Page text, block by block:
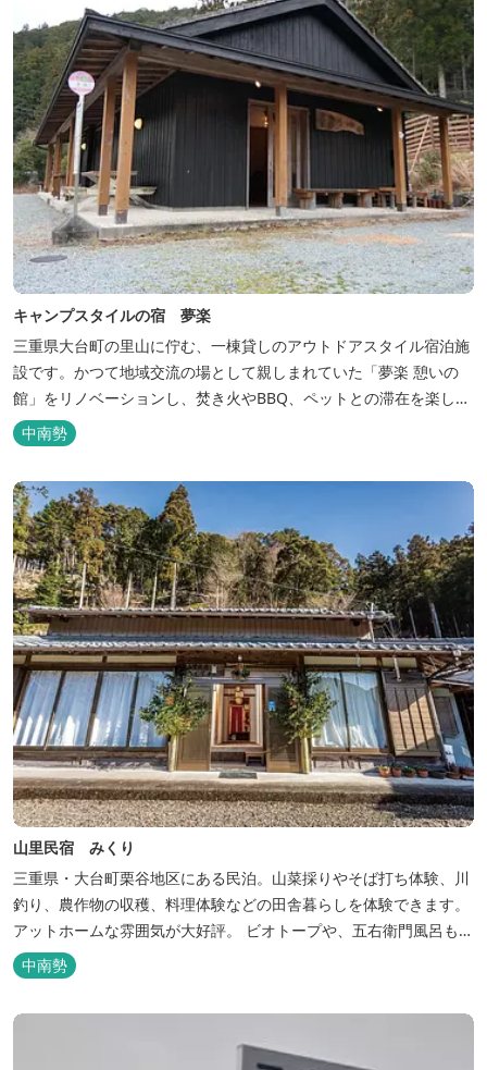
キャンプスタイルの宿 夢楽
三重県大台町の里山に佇む、一棟貸しのアウトドアスタイル宿泊施
設です。かつて地域交流の場として親しまれていた「夢楽 憩いの
館」をリノベーションし、焚き火やBBQ、ペットとの滞在を楽しめ
る“キャンプ気分”の宿として生まれ変わりました。 【営業時間】 チ
ェックイン 15：00（早めのチェックインご希望は予約時に要相
中南勢
山里民宿 みくり
三重県・大台町栗谷地区にある民泊。山菜採りやそば打ち体験、川
釣り、農作物の収穫、料理体験などの田舎暮らしを体験できます。
アットホームな雰囲気が大好評。 ビオトープや、五右衛門風呂も楽
しめます。6月はホタル観賞が人気。 夜になると周囲は真っ暗。都
会には無い闇の中を飛び交うヒメホタル・ヘイケボタルを観賞した
中南勢